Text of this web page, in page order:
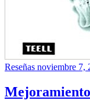
Reseñas noviembre 7,